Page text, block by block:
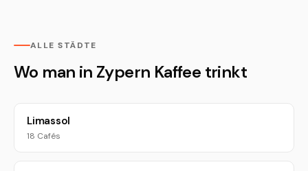
ALLE STÄDTE
Wo man in Zypern Kaffee trinkt
Limassol
18 Cafés